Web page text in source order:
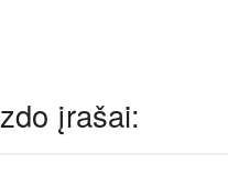
įrašai: